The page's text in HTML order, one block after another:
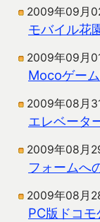
2009年09月
モバイル花
2009年09月
Mocoゲー
2009年08月
エレベータ
2009年08月
フォームへ
2009年08月
PC版ドコ